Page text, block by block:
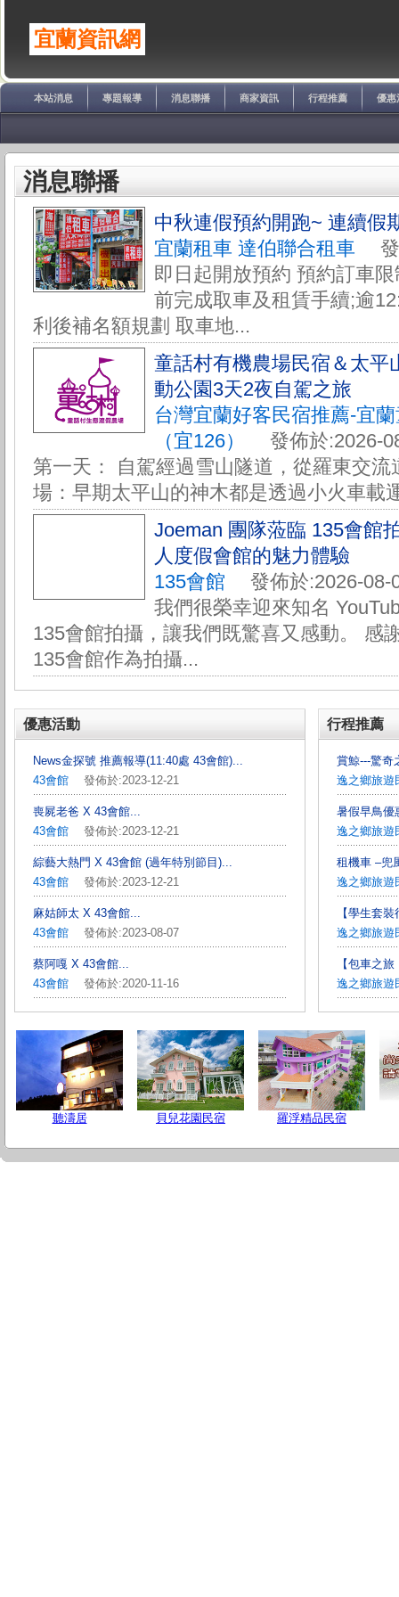
宜蘭資訊網
本站消息 專題報導 消息聯播 商家資訊 行程推薦 優惠
消息聯播
中秋連假預約開跑~ 連續假
宜蘭租車 達伯聯合租車 發
即日起開放預約 預約訂車
前完成取車及租賃手續;逾
利後補名額規劃 取車地...
童話村有機農場民宿＆太平
動公園3天2夜自駕之旅
台灣宜蘭好客民宿推薦-宜
（宜126）
發佈於:2026-
第一天： 自駕經過雪山隧道，從羅東交流
場：早期太平山的神木都是透過小火車載
Joeman 團隊蒞臨 135會館
人度假會館的魅力體驗
135會館 發佈於:2026-08-
我們很榮幸迎來知名
135會館拍攝，讓我們既驚喜又感動。 感
135會館作為拍攝...
優惠活動
News金探號 推薦報導(11:40處 43會館)...
43會館 發佈於:2023-12-21
喪屍老爸 X 43會館...
43會館 發佈於:2023-12-21
綜藝大熱門 X 43會館 (過年特別節目)...
43會館 發佈於:2023-12-21
麻姑師太 X 43會館...
43會館 發佈於:2023-08-07
蔡阿嘎 X 43會館...
43會館 發佈於:2020-11-16
行程推薦
賞鯨---驚奇
逸之鄉旅遊
暑假早鳥優
逸之鄉旅遊
租機車 –兜
逸之鄉旅遊
【學生套
逸之鄉旅遊
【包車之旅
逸之鄉旅遊
聽濤居 貝兒花園民宿 羅浮精品民宿